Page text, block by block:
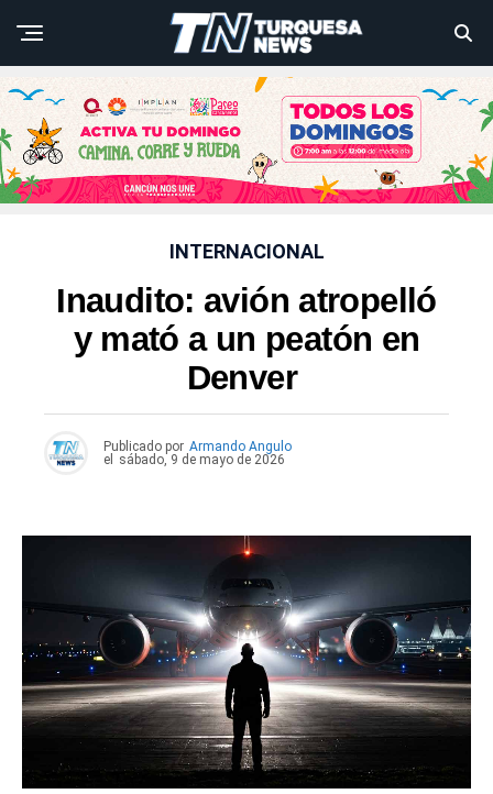
INTERNACIONAL
Inaudito: avión atropelló
y mató a un peatón en
Denver
Publicado por Armando Angulo
el
sábado, 9 de mayo de 2026